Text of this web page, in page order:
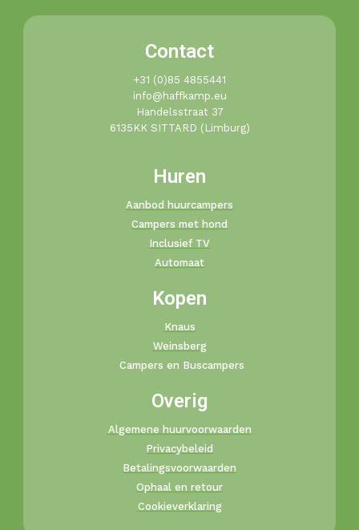
Contact
+31 (0)85 4855441​
info@haffkamp.eu​
Handelsstraat 37
6135KK SITTARD (Limburg)
Huren
Aanbod huurcampers
Campers met hond
Inclusief TV
Automaat
Kopen
Knaus
Weinsberg
Campers en Buscampers
Overig
Algemene huurvoorwaarden
Privacybeleid
Betalingsvoorwaarden
Ophaal en retour
Cookieverklaring